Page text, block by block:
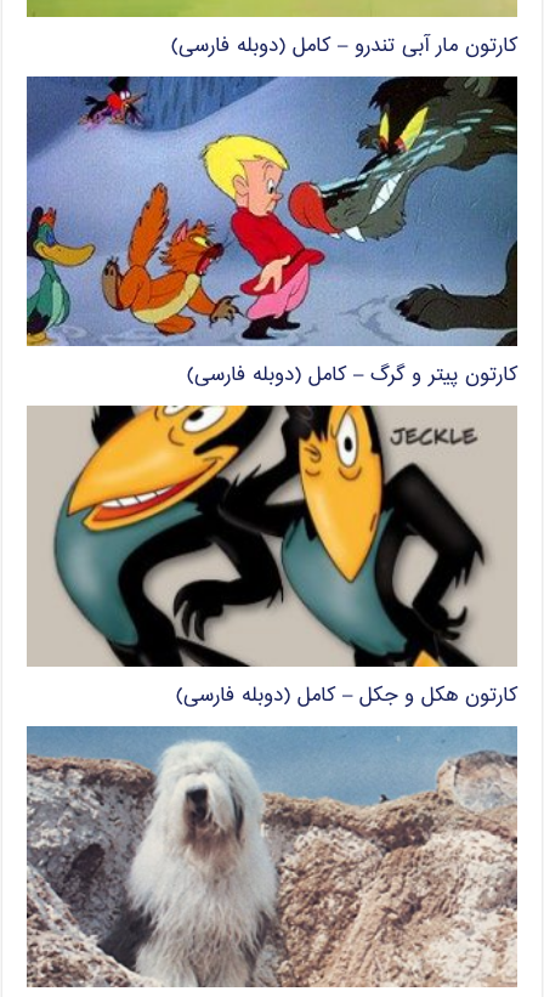
کارتون مار آبی تندرو – کامل (دوبله فارسی)
کارتون پیتر و گرگ – کامل (دوبله فارسی)
کارتون هکل و جکل – کامل (دوبله فارسی)